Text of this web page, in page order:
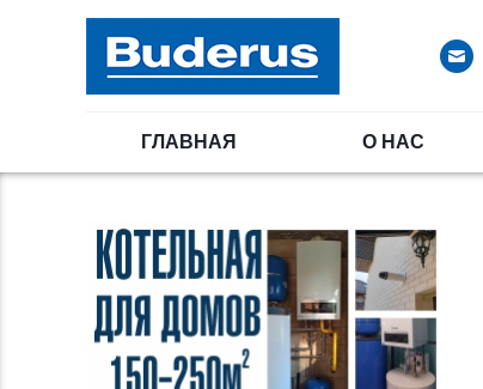
ГЛАВНАЯ О НАС